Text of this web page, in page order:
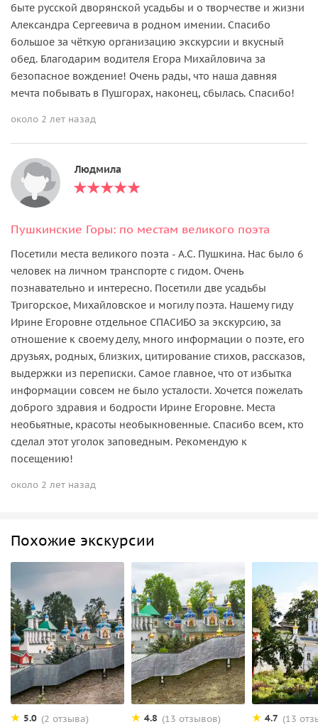
быте русской дворянской усадьбы и о творчестве и жизни
Александра Сергеевича в родном имении. Спасибо
большое за чёткую организацию экскурсии и вкусный
обед. Благодарим водителя Егора Михайловича за
безопасное вождение! Очень рады, что наша давняя
мечта побывать в Пушгорах, наконец, сбылась. Спасибо!
около 2 лет назад
Людмила
Пушкинские Горы: по местам великого поэта
Посетили места великого поэта - А.С. Пушкина. Нас было 6
человек на личном транспорте с гидом. Очень
познавательно и интересно. Посетили две усадьбы
Тригорское, Михайловское и могилу поэта. Нашему гиду
Ирине Егоровне отдельное СПАСИБО за экскурсию, за
отношение к своему делу, много информации о поэте, его
друзьях, родных, близких, цитирование стихов, рассказов,
выдержки из переписки. Самое главное, что от избытка
информации совсем не было усталости. Хочется пожелать
доброго здравия и бодрости Ирине Егоровне. Места
необьятные, красоты необыкновенные. Спасибо всем, кто
сделал этот уголок заповедным. Рекомендую к
посещению!
около 2 лет назад
Похожие экскурсии
5.0 (2 отзыва) 4.8 (13 отзывов) 4.7 (13